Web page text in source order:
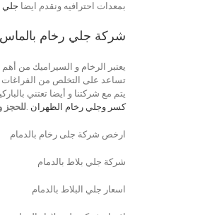
بمعدات احترافيه ونقدم ايضا جلي
شركة جلي رخام بالماس
يعتبر الرخام و السيراميك من
تساعد على التخلص من الفراغات
يتم مع شركتنا و أيضا تعتني
كسر وجلي رخام الظهران .للحجز و
ارخص شركة جلى رخام بالدمام
شركة جلي بلاط بالدمام
اسعار جلي البلاط بالدمام